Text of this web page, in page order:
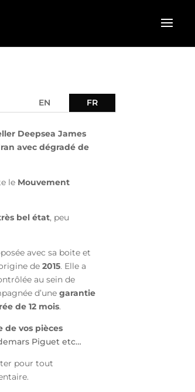
FR
EN
Deepsea James
avec dégradé de
le Mouvement
bel état, peu
avec sa boite et
de 2015. Elle a
au sein de
d’une garantie
de 12 mois.
de vos pièces
Piguet etc…
pour tout